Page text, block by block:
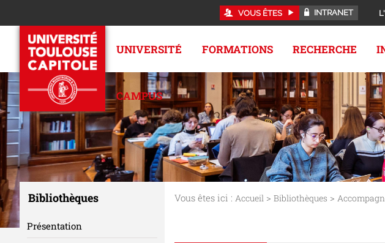
VOUS ÊTES INTRANET
UNIVERSITÉ FORMATIONS RECHERCHE
CAMPUS
Vous êtes ici : Accueil> Bibliothèques >
Bibliothèques
Présentation